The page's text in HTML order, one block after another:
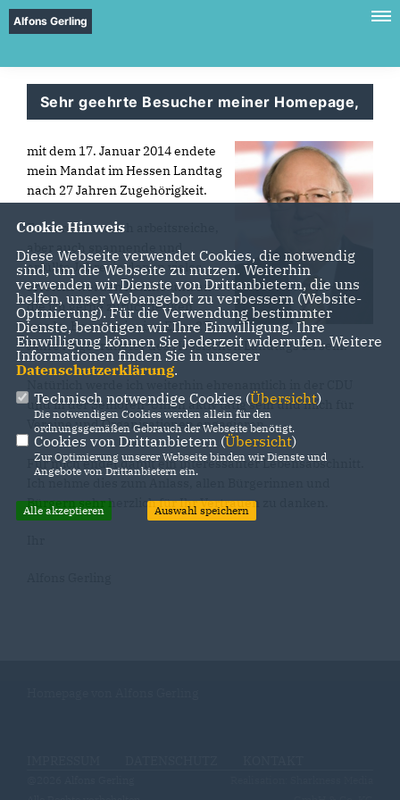
Alfons Gerling
Sehr geehrte Besucher meiner Homepage,
mit dem 17. Januar 2014 endete
mein Mandat im Hessen Landtag
nach 27 Jahren Zugehörigkeit.
Es waren für mich arbeitsreiche,
aber auch spannende und
erfüllte Jahre, in denen vieles
erreicht werden konnte und an
die ich gerne zurückdenken
werde. Es war mir eine Ehre 27
Jahre Abgeordneter des Hessischen Landtags zu sein.
und in der Senioren-Union aktiv tätig sein und mich für
Vereine und Organisationen engagieren.
Für mich endet damit ein interessanter Lebensabschnitt.
Bürgern sehr herzlich für Ihr Vertrauen zu danken.
Cookie Hinweis
Diese Webseite verwendet Cookies, die notwendig
sind, um die Webseite zu nutzen. Weiterhin
verwenden wir Dienste von Drittanbietern, die uns
helfen, unser Webangebot zu verbessern (Website-
Optmierung). Für die Verwendung bestimmter
Dienste, benötigen wir Ihre Einwilligung. Ihre
Einwilligung können Sie jederzeit widerrufen. Weitere
Informationen finden Sie in unserer
Datenschutzerklärung.
Technisch notwendige Cookies (Übersicht)
Die notwendigen Cookies werden allein für den
ordnungsgemäßen Gebrauch der Webseite benötigt.
Cookies von Drittanbietern (Übersicht)
Zur Optimierung unserer Webseite binden wir Dienste und
Angebote von Drittanbietern ein.
Alle akzeptieren Auswahl speichern